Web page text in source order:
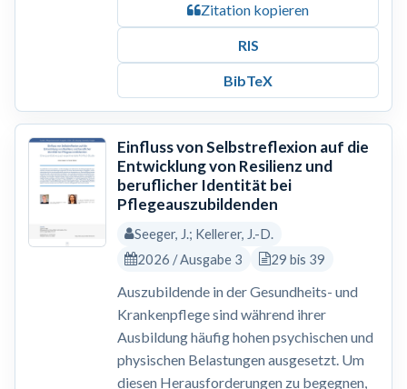
Zitation kopieren
RIS
BibTeX
Einfluss von Selbstreflexion auf die
Entwicklung von Resilienz und
beruflicher Identität bei
Pflegeauszubildenden
Seeger, J.; Kellerer, J.-D.
2026 / Ausgabe 3
29 bis 39
Auszubildende in der Gesundheits- und
Krankenpflege sind während ihrer
Ausbildung häufig hohen psychischen und
physischen Belastungen ausgesetzt. Um
diesen Herausforderungen zu begegnen,